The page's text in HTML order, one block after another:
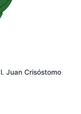
Juan Crisóstomo